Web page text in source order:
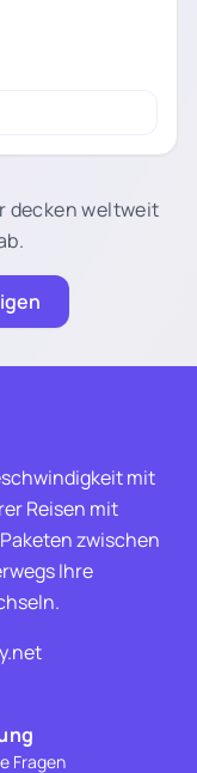
decken weltweit
mit
Reisen mit
zwischen
Ihre
Fragen